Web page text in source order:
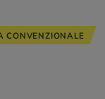
CONVENZIONALE